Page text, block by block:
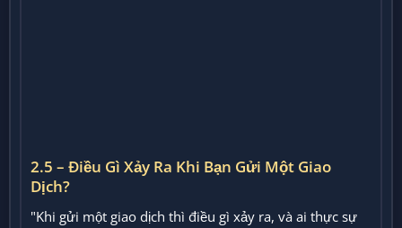
2.5 – Điều Gì Xảy Ra Khi Bạn Gửi Một Giao
Dịch?
"Khi gửi một giao dịch thì điều gì xảy ra, và ai thực sự